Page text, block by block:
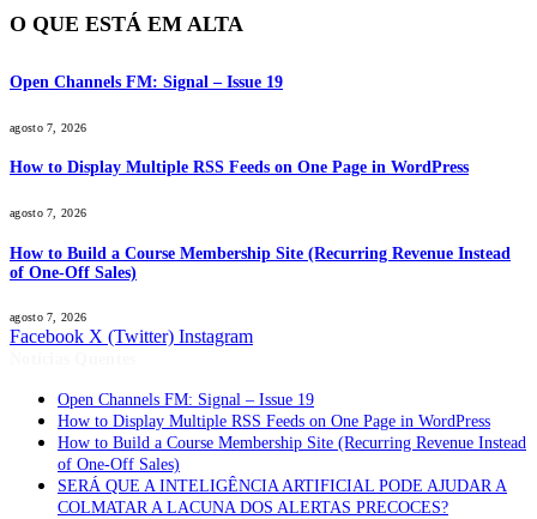
O QUE ESTÁ EM ALTA
Open Channels FM: Signal – Issue 19
agosto 7, 2026
How to Display Multiple RSS Feeds on One Page in WordPress
agosto 7, 2026
How to Build a Course Membership Site (Recurring Revenue Instead
of One-Off Sales)
agosto 7, 2026
Facebook X (Twitter) Instagram
Open Channels FM: Signal – Issue 19
How to Display Multiple RSS Feeds on One Page in WordPress
How to Build a Course Membership Site (Recurring Revenue Instead
of One-Off Sales)
SERÁ QUE A INTELIGÊNCIA ARTIFICIAL PODE AJUDAR A
COLMATAR A LACUNA DOS ALERTAS PRECOCES?